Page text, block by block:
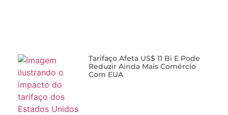
Tarifaço Afeta US$ 11 Bi E Pode
Reduzir Ainda Mais Comércio
Com EUA